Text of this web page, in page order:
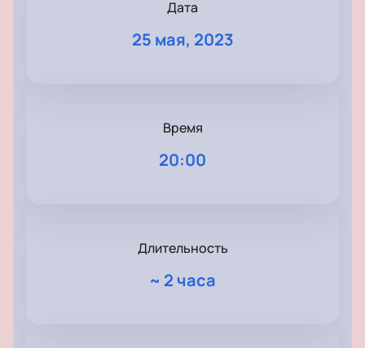
Дата
25 мая, 2023
Время
20:00
Длительность
~ 2 часа